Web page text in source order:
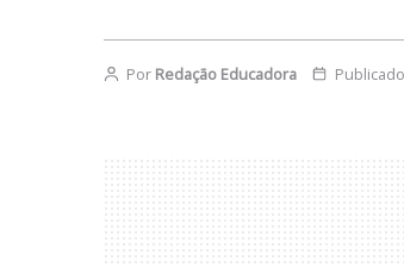
Por Redação Educadora Publicado